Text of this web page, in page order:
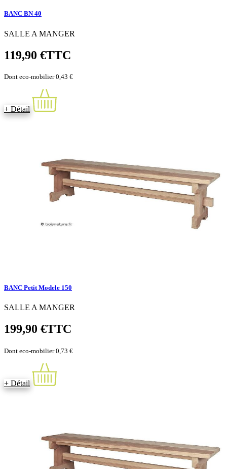
BANC BN 40
SALLE A MANGER
119,90 €TTC
Dont eco-mobilier 0,43 €
+ Détail
BANC Petit Modele 150
SALLE A MANGER
199,90 €TTC
Dont eco-mobilier 0,73 €
+ Détail